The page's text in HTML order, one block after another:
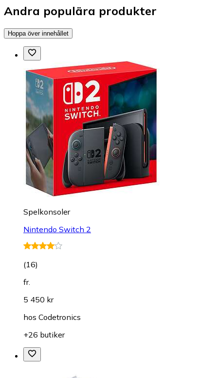
Andra populära produkter
Hoppa över innehållet
Spelkonsoler
Nintendo Switch 2
(16)
fr.
5 450 kr
hos Codetronics
+26 butiker